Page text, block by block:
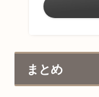
まとめ